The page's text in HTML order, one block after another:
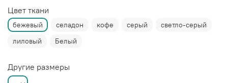
Цвет ткани
бежевый селадон кофе серый
светло-серый
лиловый
Белый
Другие размеры